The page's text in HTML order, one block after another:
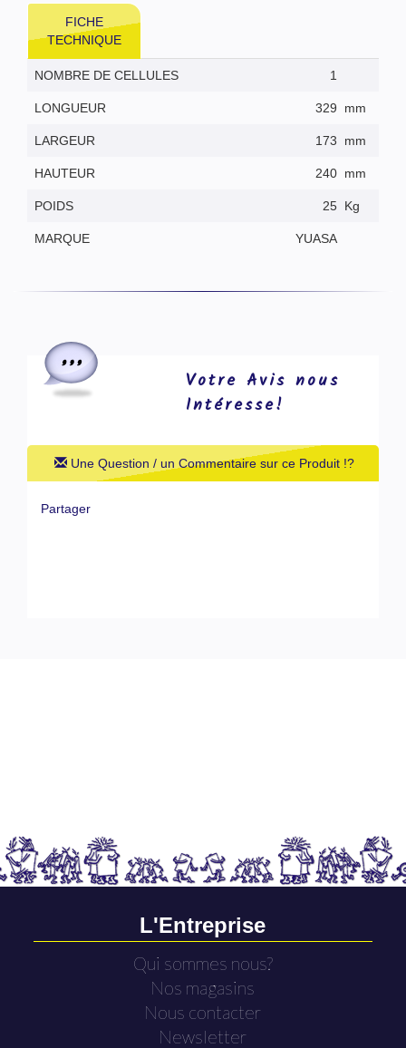
FICHE
TECHNIQUE
NOMBRE DE CELLULES 1
LONGUEUR 329 mm
LARGEUR 173 mm
HAUTEUR 240 mm
POIDS 25 Kg
MARQUE YUASA
Votre Avis nous
Intéresse!
Une Question / un Commentaire sur ce Produit !?
Partager
L'Entreprise
Qui sommes nous?
Nos magasins
Nous contacter
Newsletter